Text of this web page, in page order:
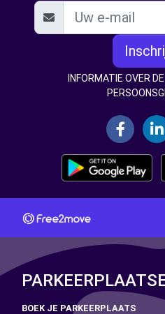
INFORMATIE OVER
BOEK JE PARKEERPLAATS